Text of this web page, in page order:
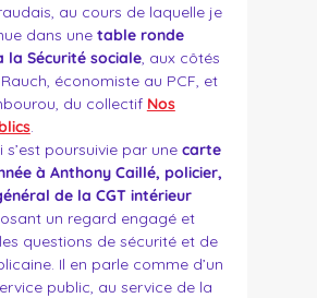
au cours de laquelle je
dans une table ronde
la Sécurité sociale, aux côtés
économiste au PCF, et
du collectif Nos
.
s’est poursuivie par une carte
à Anthony Caillé, policier,
de la CGT intérieur
un regard engagé et
questions de sécurité et de
Il en parle comme d’un
public, au service de la